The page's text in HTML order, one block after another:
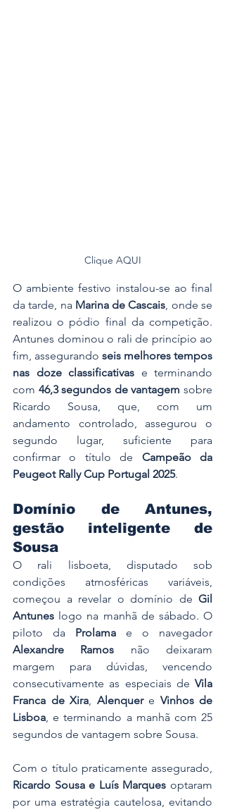
Clique AQUI
O ambiente festivo instalou-se ao final
da tarde, na Marina de Cascais, onde se
realizou o pódio final da competição.
Antunes dominou o rali de princípio ao
fim, assegurando seis melhores tempos
nas doze classificativas e terminando
com 46,3 segundos de vantagem sobre
Ricardo Sousa, que, com um
andamento controlado, assegurou o
segundo lugar, suficiente para
confirmar o título de Campeão da
Peugeot Rally Cup Portugal 2025.
Domínio de Antunes,
gestão inteligente de
Sousa
O rali lisboeta, disputado sob
condições atmosféricas variáveis,
começou a revelar o domínio de Gil
Antunes logo na manhã de sábado. O
piloto da Prolama
Alexandre Ramos não deixaram
margem para dúvidas, vencendo
consecutivamente as especiais de Vila
Franca de Xira, Alenquer e Vinhos de
Lisboa, e terminando a manhã com 25
segundos de vantagem sobre Sousa.
Ricardo Sousa e Luís Marques optaram
por uma estratégia cautelosa, evitando